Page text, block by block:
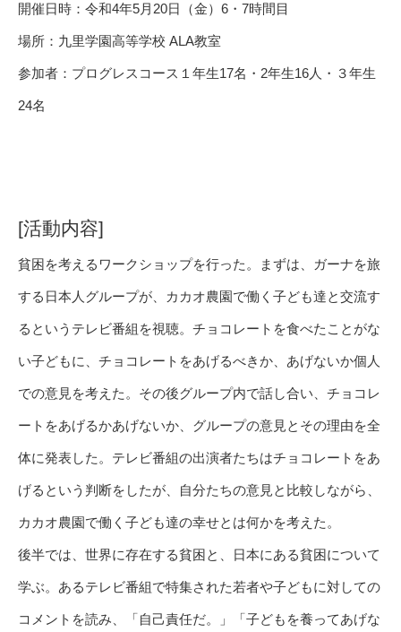
開催日時：令和4年5月20日（金）6・7時間目
場所：九里学園高等学校 ALA教室
参加者：プログレスコース１年生17名・2年生16人・３年生
24名
[活動内容]
貧困を考えるワークショップを行った。まずは、ガーナを旅
する日本人グループが、カカオ農園で働く子ども達と交流す
るというテレビ番組を視聴。チョコレートを食べたことがな
い子どもに、チョコレートをあげるべきか、あげないか個人
での意見を考えた。その後グループ内で話し合い、チョコレ
ートをあげるかあげないか、グループの意見とその理由を全
体に発表した。テレビ番組の出演者たちはチョコレートをあ
げるという判断をしたが、自分たちの意見と比較しながら、
カカオ農園で働く子ども達の幸せとは何かを考えた。
後半では、世界に存在する貧困と、日本にある貧困について
学ぶ。あるテレビ番組で特集された若者や子どもに対しての
コメントを読み、「自己責任だ。」「子どもを養ってあげな